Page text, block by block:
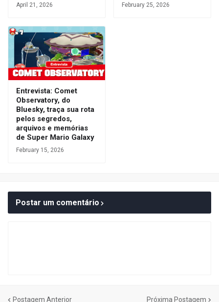
April 21, 2026 February 25, 2026
Entrevista: Comet
Observatory, do
Bluesky, traça sua rota
pelos segredos,
arquivos e memórias
de Super Mario Galaxy
February 15, 2026
Postar um comentário
Postagem Anterior Próxima Postagem